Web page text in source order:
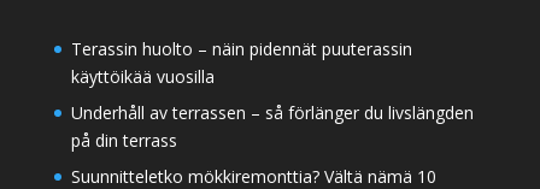
Terassin huolto – näin pidennät puuterassin
käyttöikää vuosilla
Underhåll av terrassen – så förlänger du livslängden
på din terrass
Suunnitteletko mökkiremonttia? Vältä nämä 10